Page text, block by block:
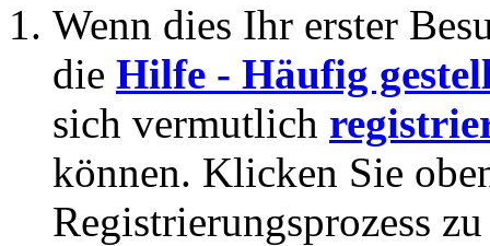
Wenn dies Ihr erster
die Hilfe - Häufig
sich vermutlich
können. Klicken Sie
Registrierungsprozess